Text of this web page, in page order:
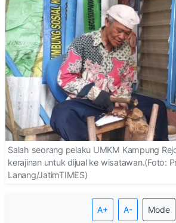
Salah seorang pelaku UMKM Kampung
kerajinan untuk dijual ke wisatawan.(Foto:
Lanang/JatimTIMES)
A+ A- Mode